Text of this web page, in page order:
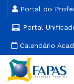
Portal do
Portal
Calendário